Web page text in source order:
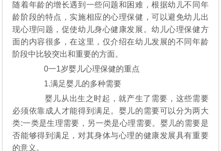
随着年龄的增长遇到一些问题和困难，根据幼儿不同年
龄阶段的特点，实施相应的心理保健，可以避免幼儿出
现心理问题，促使幼儿身心健康发展。幼儿心理保健方
面的内容很多，在这里，仅介绍在幼儿发展的不同年龄
阶段中比较突出和重要的方面。
0一1岁婴儿心理保健的重点
1.满足婴儿的多种需要
婴儿从出生之时起，就产生了需要，这些需要
必须依靠成人才能得到满足。婴儿的需要可以分为两大
类:一类是生理需要，另一类是心理需要。婴儿的需要是
否能够得到满足，对其身体与心理的健康发展具有重要
的意义。